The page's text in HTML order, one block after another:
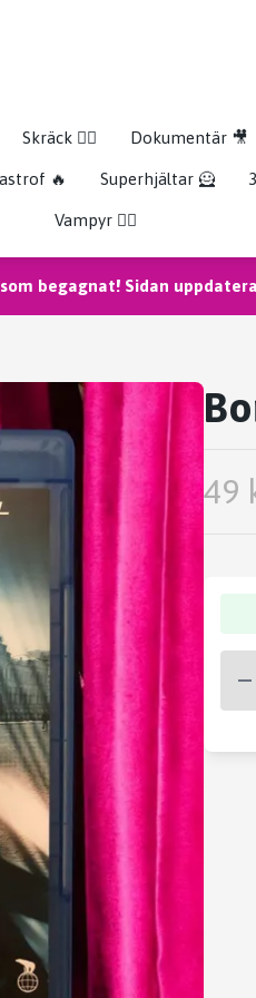
Skräck 🧟‍♂️ Dokumentär 🎥
🔥 Superhjältar 🦸
Vampyr 🧛‍♀️
begagnat! Sidan
49